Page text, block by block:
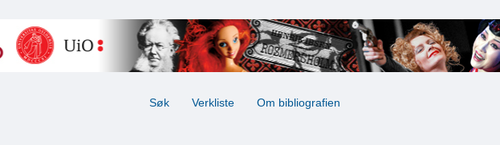
Søk Verkliste Om bibliografien